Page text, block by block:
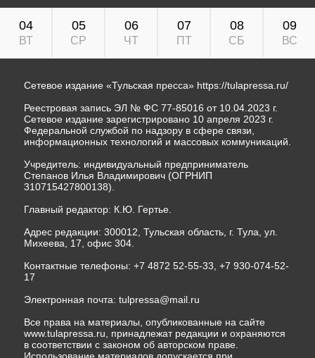
04
ВТ
05
СР
06
ЧТ
07
ПТ
08
СБ
09
ВС
Сетевое издание «Тульская пресса» https://tulapressa.ru/
Реестровая запись ЭЛ № ФС 77-85016 от 10.04.2023 г.
Сетевое издание зарегистрировано 10 апреля 2023 г.
Федеральной службой по надзору в сфере связи,
информационных технологий и массовых коммуникаций.
Учредитель: индивидуальный предприниматель
Степанов Илья Владимирович (ОГРНИП
310715427800138).
Главный редактор: К.Ю. Гертье.
Адрес редакции: 300012, Тульская область, г. Тула, ул.
Михеева, 17, офис 304.
Контактные телефоны: +7 4872 52-55-33, +7 930-074-52-
17
Электронная почта: tulpressa@mail.ru
Все права на материалы, опубликованные на сайте
www.tulapressa.ru, принадлежат редакции и охраняются
в соответствии с законом об авторском праве.